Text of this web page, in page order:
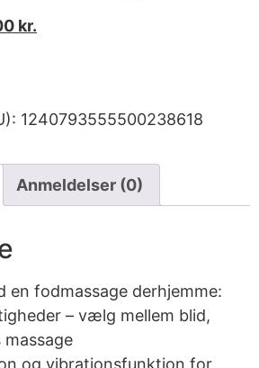
kr.
1240793555500238618
Anmeldelser (0)
en fodmassage derhjemme:
– vælg mellem blid,
og vibrationsfunktion for